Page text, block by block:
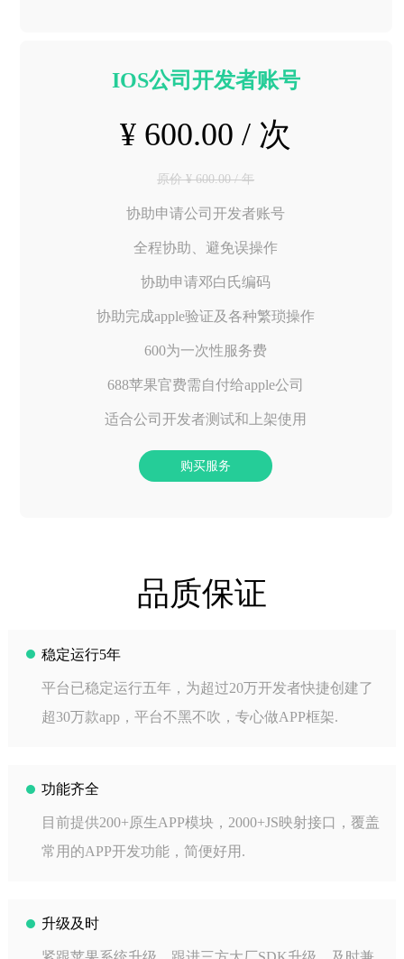
IOS公司开发者账号
¥ 600.00 / 次
原价 ¥ 600.00 / 年
协助申请公司开发者账号
全程协助、避免误操作
协助申请邓白氏编码
协助完成apple验证及各种繁琐操作
600为一次性服务费
688苹果官费需自付给apple公司
适合公司开发者测试和上架使用
购买服务
品质保证
稳定运行5年
平台已稳定运行五年，为超过20万开发者快捷创建了
超30万款app，平台不黑不吹，专心做APP框架.
功能齐全
目前提供200+原生APP模块，2000+JS映射接口，覆盖
常用的APP开发功能，简便好用.
升级及时